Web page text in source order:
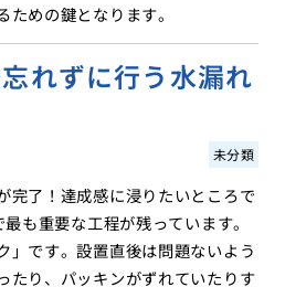
めの鍵となります。
れずに行う水漏れ
未分類
完了！達成感に浸りたいところで
も重要な工程が残っています。
」です。設置直後は問題ないよう
たり、パッキンがずれていたりす